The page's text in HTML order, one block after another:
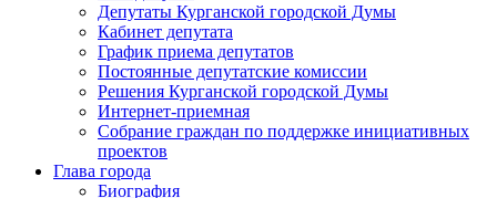
Депутаты Курганской городской Думы
Кабинет депутата
График приема депутатов
Постоянные депутатские комиссии
Решения Курганской городской Думы
Интернет-приемная
Собрание граждан по поддержке инициативных
проектов
Глава города
Биография